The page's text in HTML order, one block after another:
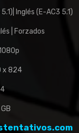
Inglés (E-AC3 5.1)
| Forzados
x 824